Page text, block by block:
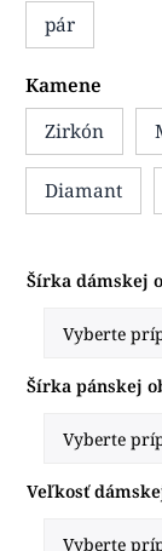
pár
Kamene
Zirkón
Diamant
Šírka dámskej
Šírka pánskej
Veľkosť